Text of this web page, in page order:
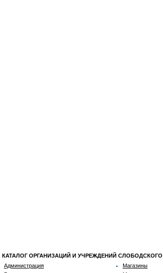
КАТАЛОГ ОРГАНИЗАЦИЙ И УЧРЕЖДЕНИЙ СЛОБОДСКОГО
Администрация
Магазины